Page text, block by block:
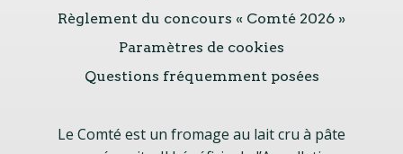
Règlement du concours « Comté 2026 »
Paramètres de cookies
Questions fréquemment posées
Le Comté est un fromage au lait cru à pâte